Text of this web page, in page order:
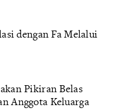
dengan Fa Melalui
Pikiran Belas
Anggota Keluarga